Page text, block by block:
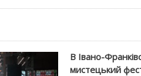
В Івано-
мистецький